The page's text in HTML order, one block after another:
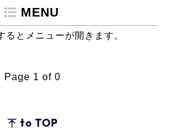
MENU
るとメニューが開きます。
Page 1 of 0
to TOP